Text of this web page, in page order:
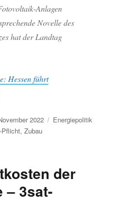
Anlagen
Novelle des
hat der Landtag
Hessen führt
2022 Kategorien
Energiepolitik
Pflicht,Zubau
der
– 3sat-